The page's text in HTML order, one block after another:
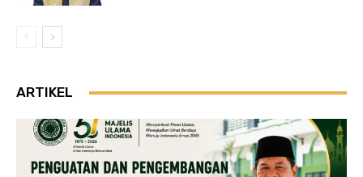
ARTIKEL